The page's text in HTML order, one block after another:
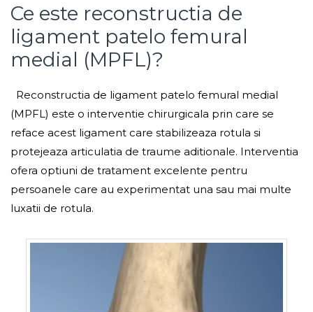
Ce este reconstructia de
ligament patelo femural
medial (MPFL)?
Reconstructia de ligament patelo femural medial
(MPFL) este o interventie chirurgicala prin care se
reface acest ligament care stabilizeaza rotula si
protejeaza articulatia de traume aditionale. Interventia
ofera optiuni de tratament excelente pentru
persoanele care au experimentat una sau mai multe
luxatii de rotula.